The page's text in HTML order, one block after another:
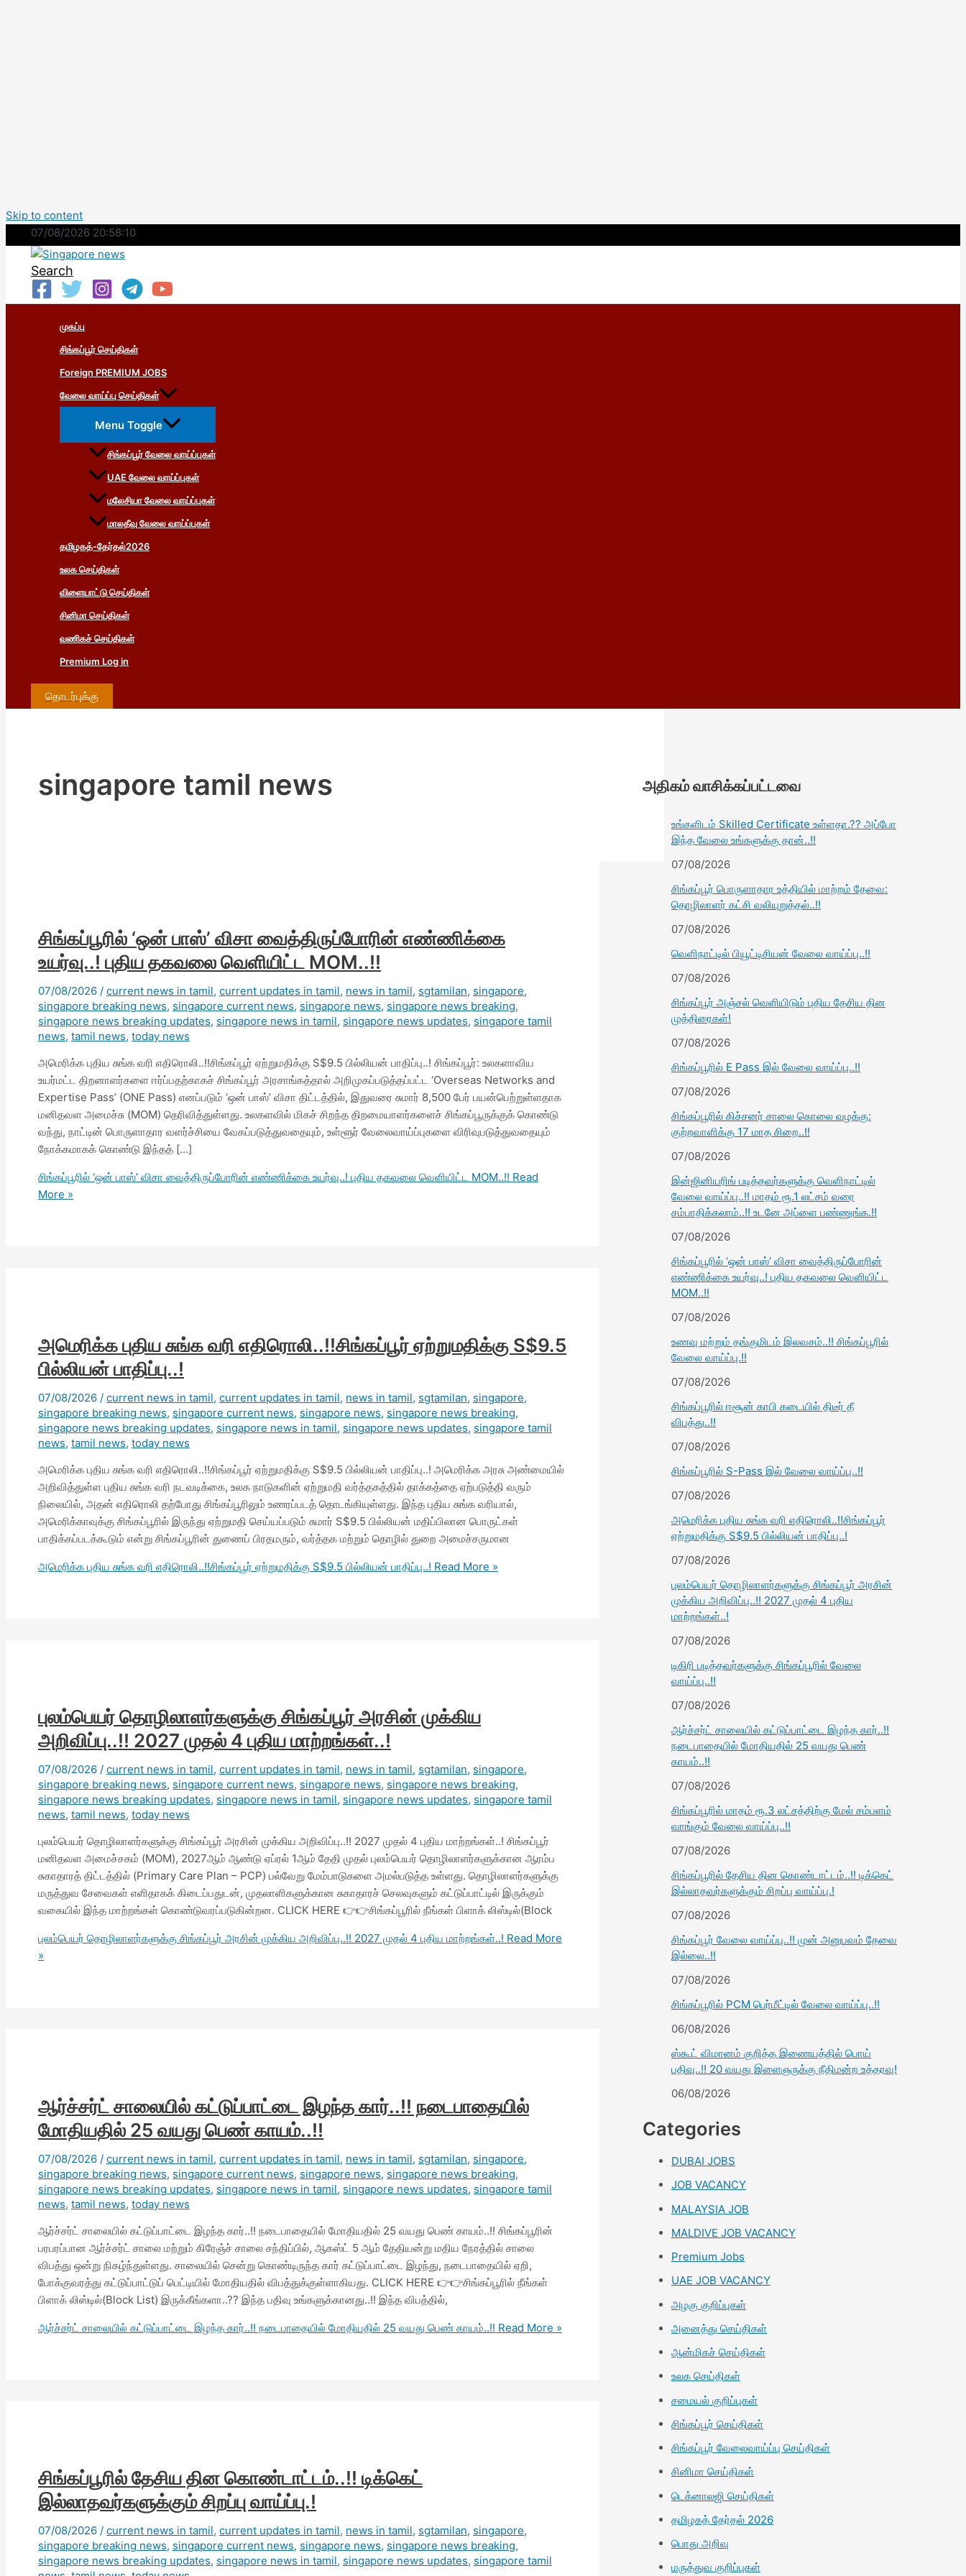
Skip to content
07/08/2026 20:58:11
Search
முகப்பு
சிங்கப்பூர் செய்திகள்
Foreign PREMIUM JOBS
வேலை வாய்ப்பு செய்திகள்
Menu Toggle
சிங்கப்பூர் வேலை வாய்ப்புகள்
UAE வேலை வாய்ப்புகள்
மலேசியா வேலை வாய்ப்புகள்
மாலதீவு வேலை வாய்ப்புகள்
தமிழகத்-தேர்தல்2026
உலக செய்திகள்
விளையாட்டு செய்திகள்
சினிமா செய்திகள்
வணிகச் செய்திகள்
Premium Log in
தொடர்புக்கு
singapore tamil news
சிங்கப்பூரில் ‘ஒன் பாஸ்’ விசா வைத்திருப்போரின் எண்ணிக்கை
உயர்வு..! புதிய தகவலை வெளியிட்ட MOM..!!
07/08/2026 / current news in tamil, current updates in tamil, news in tamil, sgtamilan, singapore,
singapore breaking news, singapore current news, singapore news, singapore news breaking,
singapore news breaking updates, singapore news in tamil, singapore news updates, singapore tamil
news, tamil news, today news
அமெரிக்க புதிய சுங்க வரி எதிரொலி..!!சிங்கப்பூர் ஏற்றுமதிக்கு S$9.5 பில்லியன் பாதிப்பு..! சிங்கப்பூர்: உலகளாவிய
உயர்மட்ட திறனாளர்களை ஈர்ப்பதற்காகச் சிங்கப்பூர் அரசாங்கத்தால் அறிமுகப்படுத்தப்பட்ட ‘Overseas Networks and
Expertise Pass’ (ONE Pass) எனப்படும் ‘ஒன் பாஸ்’ விசா திட்டத்தில், இதுவரை சுமார் 8,500 பேர் பயன்பெற்றுள்ளதாக
மனிதவள அமைச்சு (MOM) தெரிவித்துள்ளது. உலகளவில் மிகச் சிறந்த திறமையாளர்களைச் சிங்கப்பூருக்குக் கொண்டு
வந்து, நாட்டின் பொருளாதார வளர்ச்சியை வேகப்படுத்துவதையும், உள்ளூர் வேலைவாய்ப்புகளை விரிவுபடுத்துவதையும்
நோக்கமாகக் கொண்டு இந்தத் […]
சிங்கப்பூரில் ‘ஒன் பாஸ்’ விசா வைத்திருப்போரின் எண்ணிக்கை உயர்வு..! புதிய தகவலை வெளியிட்ட MOM..!! Read
More »
அமெரிக்க புதிய சுங்க வரி எதிரொலி..!!சிங்கப்பூர் ஏற்றுமதிக்கு S$9.5
பில்லியன் பாதிப்பு..!
07/08/2026 / current news in tamil, current updates in tamil, news in tamil, sgtamilan, singapore,
singapore breaking news, singapore current news, singapore news, singapore news breaking,
singapore news breaking updates, singapore news in tamil, singapore news updates, singapore tamil
news, tamil news, today news
அமெரிக்க புதிய சுங்க வரி எதிரொலி..!!சிங்கப்பூர் ஏற்றுமதிக்கு S$9.5 பில்லியன் பாதிப்பு..! அமெரிக்க அரசு அண்மையில்
அறிவித்துள்ள புதிய சுங்க வரி நடவடிக்கை, உலக நாடுகளின் ஏற்றுமதி வர்த்தகத்தில் தாக்கத்தை ஏற்படுத்தி வரும்
நிலையில், அதன் எதிரொலி தற்போது சிங்கப்பூரிலும் உணரப்படத் தொடங்கியுள்ளது. இந்த புதிய சுங்க வரியால்,
அமெரிக்காவுக்கு சிங்கப்பூரில் இருந்து ஏற்றுமதி செய்யப்படும் சுமார் S$9.5 பில்லியன் மதிப்பிலான பொருட்கள்
பாதிக்கப்படக்கூடும் என்று சிங்கப்பூரின் துணைப் பிரதமரும், வர்த்தக மற்றும் தொழில் துறை அமைச்சருமான
அமெரிக்க புதிய சுங்க வரி எதிரொலி..!!சிங்கப்பூர் ஏற்றுமதிக்கு S$9.5 பில்லியன் பாதிப்பு..! Read More »
புலம்பெயர் தொழிலாளர்களுக்கு சிங்கப்பூர் அரசின் முக்கிய
அறிவிப்பு..!! 2027 முதல் 4 புதிய மாற்றங்கள்..!
07/08/2026 / current news in tamil, current updates in tamil, news in tamil, sgtamilan, singapore,
singapore breaking news, singapore current news, singapore news, singapore news breaking,
singapore news breaking updates, singapore news in tamil, singapore news updates, singapore tamil
news, tamil news, today news
புலம்பெயர் தொழிலாளர்களுக்கு சிங்கப்பூர் அரசின் முக்கிய அறிவிப்பு..!! 2027 முதல் 4 புதிய மாற்றங்கள்..! சிங்கப்பூர்
மனிதவள அமைச்சகம் (MOM), 2027ஆம் ஆண்டு ஏப்ரல் 1ஆம் தேதி முதல் புலம்பெயர் தொழிலாளர்களுக்கான ஆரம்ப
சுகாதாரத் திட்டத்தில் (Primary Care Plan – PCP) பல்வேறு மேம்பாடுகளை அமல்படுத்த உள்ளது. தொழிலாளர்களுக்கு
மருத்துவ சேவைகள் எளிதாகக் கிடைப்பதுடன், முதலாளிகளுக்கான சுகாதாரச் செலவுகளும் கட்டுப்பாட்டில் இருக்கும்
வகையில் இந்த மாற்றங்கள் கொண்டுவரப்படுகின்றன. CLICK HERE 👉👉சிங்கப்பூரில் நீங்கள் பிளாக் லிஸ்டில்(Block
புலம்பெயர் தொழிலாளர்களுக்கு சிங்கப்பூர் அரசின் முக்கிய அறிவிப்பு..!! 2027 முதல் 4 புதிய மாற்றங்கள்..! Read More
»
ஆர்ச்சர்ட் சாலையில் கட்டுப்பாட்டை இழந்த கார்..!! நடைபாதையில்
மோதியதில் 25 வயது பெண் காயம்..!!
07/08/2026 / current news in tamil, current updates in tamil, news in tamil, sgtamilan, singapore,
singapore breaking news, singapore current news, singapore news, singapore news breaking,
singapore news breaking updates, singapore news in tamil, singapore news updates, singapore tamil
news, tamil news, today news
ஆர்ச்சர்ட் சாலையில் கட்டுப்பாட்டை இழந்த கார்..!! நடைபாதையில் மோதியதில் 25 வயது பெண் காயம்..!! சிங்கப்பூரின்
பரபரப்பான ஆர்ச்சர்ட் சாலை மற்றும் கிரேஞ்ச் சாலை சந்திப்பில், ஆகஸ்ட் 5 ஆம் தேதியன்று மதிய நேரத்தில் சாலை
விபத்து ஒன்று நிகழ்ந்துள்ளது. சாலையில் சென்று கொண்டிருந்த கார் கட்டுப்பாட்டை இழந்து, நடைபாதையில் ஏறி,
போக்குவரத்து கட்டுப்பாட்டுப் பெட்டியில் மோதியதில் விபத்துக்குள்ளாகியது. CLICK HERE 👉👉சிங்கப்பூரில் நீங்கள்
பிளாக் லிஸ்டில்(Block List) இருக்கீங்களா..?? இந்த பதிவு உங்களுக்கானது..!! இந்த விபத்தில்,
ஆர்ச்சர்ட் சாலையில் கட்டுப்பாட்டை இழந்த கார்..!! நடைபாதையில் மோதியதில் 25 வயது பெண் காயம்..!! Read More »
சிங்கப்பூரில் தேசிய தின கொண்டாட்டம்..!! டிக்கெட்
இல்லாதவர்களுக்கும் சிறப்பு வாய்ப்பு.!
07/08/2026 / current news in tamil, current updates in tamil, news in tamil, sgtamilan, singapore,
singapore breaking news, singapore current news, singapore news, singapore news breaking,
singapore news breaking updates, singapore news in tamil, singapore news updates, singapore tamil
அதிகம் வாசிக்கப்பட்டவை
உங்களிடம் Skilled Certificate உள்ளதா.?? அப்போ
இந்த வேலை உங்களுக்கு தான்..!!
07/08/2026
சிங்கப்பூர் பொருளாதார உத்தியில் மாற்றம் தேவை:
தொழிலாளர் கட்சி வலியுறுத்தல்..!!
07/08/2026
வெளிநாட்டில் பியூட்டிசியன் வேலை வாய்ப்பு..!!
07/08/2026
சிங்கப்பூர் அஞ்சல் வெளியிடும் புதிய தேசிய தின
முத்திரைகள்!
07/08/2026
சிங்கப்பூரில் E Pass இல் வேலை வாய்ப்பு..!!
07/08/2026
சிங்கப்பூரில் கிச்சனர் சாலை கொலை வழக்கு:
குற்றவாளிக்கு 17 மாத சிறை..!!
07/08/2026
இன்ஜினியரிங் படித்தவர்களுக்கு வெளிநாட்டில்
வேலை வாய்ப்பு..!! மாதம் ரூ.1 லட்சம் வரை
சம்பாதிக்கலாம்..!! உடனே அப்ளை பண்ணுங்க.!!
07/08/2026
சிங்கப்பூரில் ‘ஒன் பாஸ்’ விசா வைத்திருப்போரின்
எண்ணிக்கை உயர்வு..! புதிய தகவலை வெளியிட்ட
MOM..!!
07/08/2026
உணவு மற்றும் தங்குமிடம் இலவசம்..!! சிங்கப்பூரில்
வேலை வாய்ப்பு.!!
07/08/2026
சிங்கப்பூரில் ஈசூன் காபி கடையில் திடீர் தீ
விபத்து..!!
07/08/2026
சிங்கப்பூரில் S-Pass இல் வேலை வாய்ப்பு..!!
07/08/2026
அமெரிக்க புதிய சுங்க வரி எதிரொலி..!!சிங்கப்பூர்
ஏற்றுமதிக்கு S$9.5 பில்லியன் பாதிப்பு..!
07/08/2026
புலம்பெயர் தொழிலாளர்களுக்கு சிங்கப்பூர் அரசின்
முக்கிய அறிவிப்பு..!! 2027 முதல் 4 புதிய
மாற்றங்கள்..!
07/08/2026
டிகிரி படித்தவர்களுக்கு சிங்கப்பூரில் வேலை
வாய்ப்பு..!!
07/08/2026
ஆர்ச்சர்ட் சாலையில் கட்டுப்பாட்டை இழந்த கார்..!!
நடைபாதையில் மோதியதில் 25 வயது பெண்
காயம்..!!
07/08/2026
சிங்கப்பூரில் மாதம் ரூ.3 லட்சத்திற்கு மேல் சம்பளம்
வாங்கும் வேலை வாய்ப்பு..!!
07/08/2026
சிங்கப்பூரில் தேசிய தின கொண்டாட்டம்..!! டிக்கெட்
இல்லாதவர்களுக்கும் சிறப்பு வாய்ப்பு.!
07/08/2026
சிங்கப்பூர் வேலை வாய்ப்பு..!! முன் அனுபவம் தேவை
இல்லை..!!
07/08/2026
சிங்கப்பூரில் PCM பெர்மீட்டில் வேலை வாய்ப்பு..!!
06/08/2026
ஸ்கூட் விமானம் குறித்த இணையத்தில் பொய்
பதிவு..!! 20 வயது இளைஞருக்கு நீதிமன்ற உத்தரவு!
06/08/2026
Categories
DUBAI JOBS
JOB VACANCY
MALAYSIA JOB
MALDIVE JOB VACANCY
Premium Jobs
UAE JOB VACANCY
அழகு குறிப்புகள்
அனைத்து செய்திகள்
ஆன்மிகச் செய்திகள்
உலக செய்திகள்
சமையல் குறிப்புகள்
சிங்கப்பூர் செய்திகள்
சிங்கப்பூர் வேலைவாய்ப்பு செய்திகள்
சினிமா செய்திகள்
டெக்னாலஜி செய்திகள்
தமிழகத் தேர்தல் 2026
பொது அறிவு
மருத்துவ குறிப்புகள்